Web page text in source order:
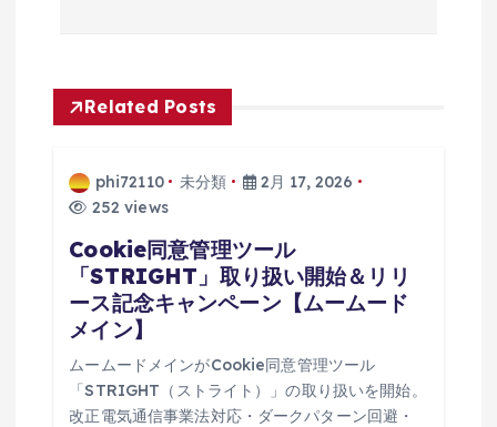
ョ
ン
Related Posts
phi72110 未分類
2月 17, 2026
252 views
Cookie同意管理ツール
「STRIGHT」取り扱い開始＆リリ
ース記念キャンペーン【ムームード
メイン】
ムームードメインがCookie同意管理ツール
「STRIGHT（ストライト）」の取り扱いを開始。
改正電気通信事業法対応・ダークパターン回避・